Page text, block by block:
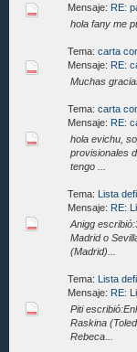
Mensaje: RE:
hola fany me
Tema: carta
Mensaje: RE:
Muchas
Tema: carta
Mensaje: RE:
hola evichu,
provisionales
tengo ...
Tema: Lista
Mensaje: RE:
Anigg
Madrid o
(Madrid)...
Tema: Lista
Mensaje: RE:
Piti
Raskina
Rebeca...